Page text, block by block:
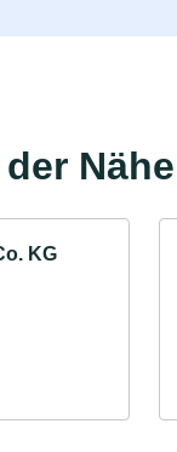
Nähe
KG